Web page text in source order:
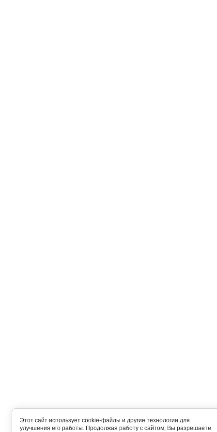
Этот сайт использует cookie-файлы и другие технологии для
улучшения его работы. Продолжая работу с сайтом, Вы разрешаете